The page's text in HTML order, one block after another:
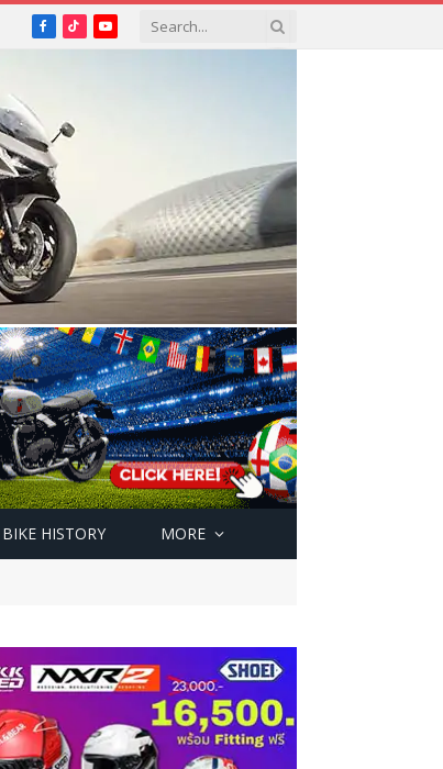
Facebook
TikTokYouTube
BIKE HISTORY MORE